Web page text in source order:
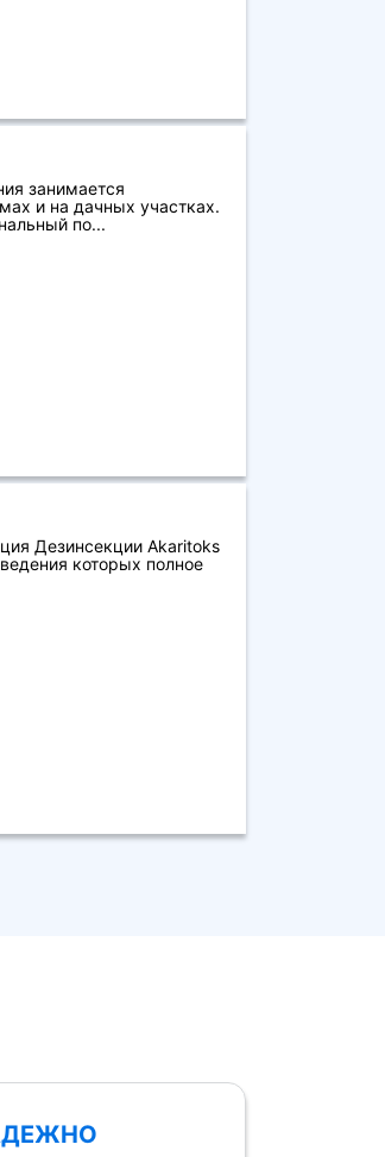
занимается
и на дачных участках.
по...
Дезинсекции Akaritoks
которых полное